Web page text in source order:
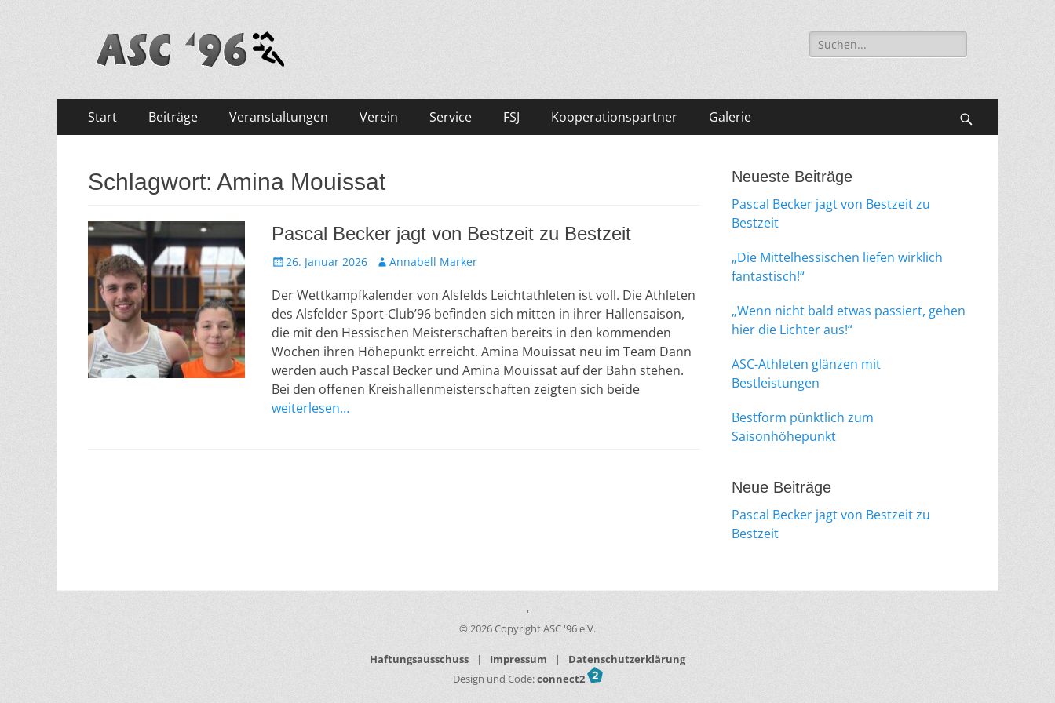
ASC '96 e.V.
Suche
nach:
Primäres
Menü
Zum
Inhalt
Start Beiträge Veranstaltungen Verein Service FSJ Kooperationspartner Galerie
Schlagwort: Amina Mouissat
Pascal Becker jagt von Bestzeit zu Bestzeit
V
r
ö
f
f
e
n
t
l
26. Januar 2026
A
t
o
r
Annabell Marker
Der Wettkampfkalender von Alsfelds Leichtathleten ist voll. Die Athleten
des Alsfelder Sport-Club’96 befinden sich mitten in ihrer Hallensaison,
die mit den Hessischen Meisterschaften bereits in den kommenden
Wochen ihren Höhepunkt erreicht. Amina Mouissat neu im Team Dann
werden auch Pascal Becker und Amina Mouissat auf der Bahn stehen.
Bei den offenen Kreishallenmeisterschaften zeigten sich beide
weiterlesen…
Neueste Beiträge
Pascal Becker jagt von Bestzeit zu
Bestzeit
„Die Mittelhessischen liefen wirklich
fantastisch!“
„Wenn nicht bald etwas passiert, gehen
hier die Lichter aus!“
ASC-Athleten glänzen mit
Bestleistungen
Bestform pünktlich zum
Saisonhöhepunkt
Neue Beiträge
Pascal Becker jagt von Bestzeit zu
Bestzeit
'
© 2026 Copyright ASC '96 e.V.
Haftungsausschuss | Impressum |
Datenschutzerklärung
Design und Code:connect2